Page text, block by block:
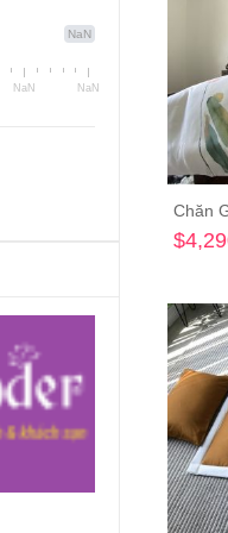
NaN
NaN NaN
Quy định
2026-08-
Chăn